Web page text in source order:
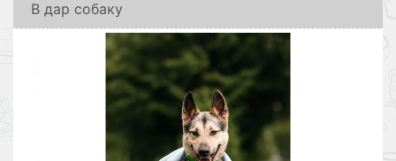
В дар собаку